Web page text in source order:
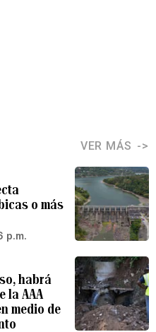
VER MÁS
o más
p.m.
habrá
la AAA
medio de